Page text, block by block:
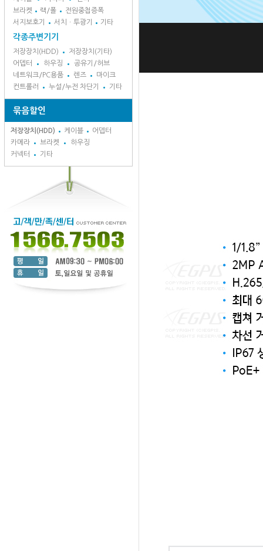
브라켓
랙/폴
전원중첩증폭
서지보호기
서치ㆍ투광기 기타
각종주변기기
저장장치(HDD)
저장장치(기타)
어뎁터
하우징
공유기/허브
네트워크/PC용품
렌즈
마이크
컨트롤러
누설/누전 차단기 기타
묶음할인
저장장치(HDD) 케이블
어뎁터
카메라
브라켓
하우징
커넥터
기타